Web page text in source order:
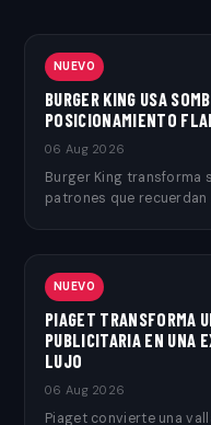
NUEVO
BURGER KING USA
POSICIONAMIENTO
06 Aug 2026
Burger King transforma
patrones que
NUEVO
PIAGET TRANSFORMA
PUBLICITARIA EN UNA
LUJO
06 Aug 2026
Piaget convierte una